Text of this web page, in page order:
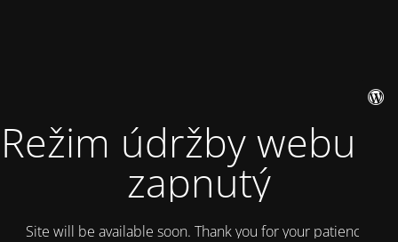
Režim údržby webu je
zapnutý
Site will be available soon. Thank you for your patience!